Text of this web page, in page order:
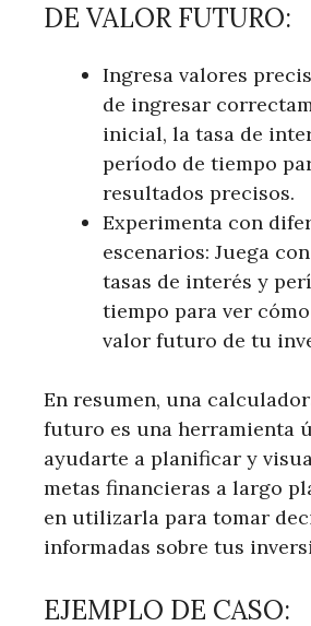
DE VALOR FUTURO:
Ingresa valores
de ingresar
inicial, la tasa de
período de tiempo
resultados precisos.
Experimenta con
escenarios: Juega
tasas de interés y
tiempo para ver
valor futuro de tu
En resumen, una
futuro es una herramienta
ayudarte a planificar y
metas financieras a largo
en utilizarla para tomar
informadas sobre tus
EJEMPLO DE CASO: